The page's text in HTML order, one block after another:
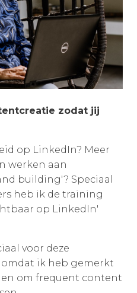
zodat jij
op LinkedIn? Meer
werken aan
building'? Speciaal
heb ik de training
op LinkedIn'
voor deze
ik heb gemerkt
om frequent content